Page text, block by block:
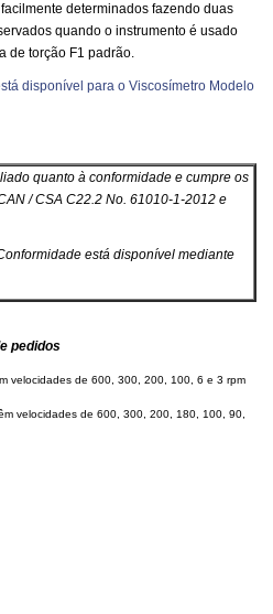
determinados fazendo duas
quando o instrumento é usado
de torção F1 padrão.
disponível para o Viscosímetro Modelo
quanto à conformidade e cumpre os
/ CSA C22.2 No. 61010-1-2012 e
está disponível mediante
pedidos
velocidades de 600, 300, 200, 100, 6 e 3 rpm
velocidades de 600, 300, 200, 180, 100, 90,